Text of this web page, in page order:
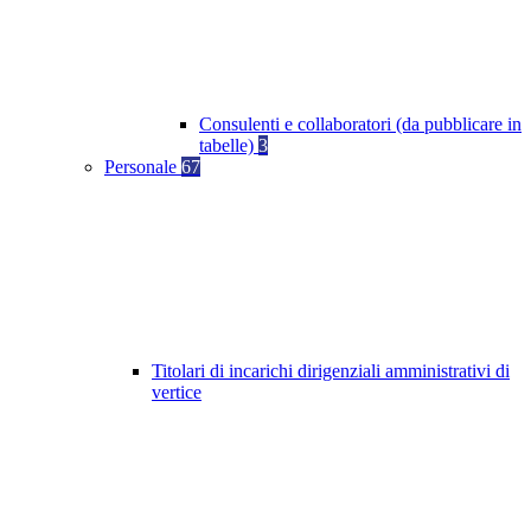
Consulenti e collaboratori (da pubblicare in
tabelle) 3
Personale 67
Titolari di incarichi dirigenziali amministrativi di
vertice